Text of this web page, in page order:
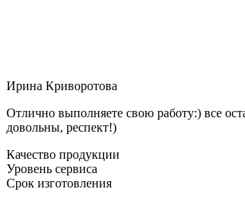
Ирина Криворотова
Отлично выполняете свою работу:) все
довольны, респект!)
Качество продукции
Уровень сервиса
Срок изготовления